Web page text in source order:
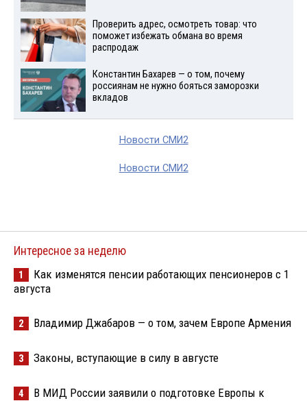
Проверить адрес, осмотреть товар: что
поможет избежать обмана во время
распродаж
Константин Бахарев — о том, почему
россиянам не нужно бояться заморозки
вкладов
Новости СМИ2
Новости СМИ2
Интересное за неделю
1
Как изменятся пенсии работающих пенсионеров с 1
августа
2 Владимир Джабаров — о том, зачем Европе Армения
3 Законы, вступающие в силу в августе
4
В МИД России заявили о подготовке Европы к